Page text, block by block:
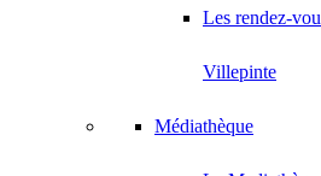
Les rendez-
Villepinte
Médiathèque